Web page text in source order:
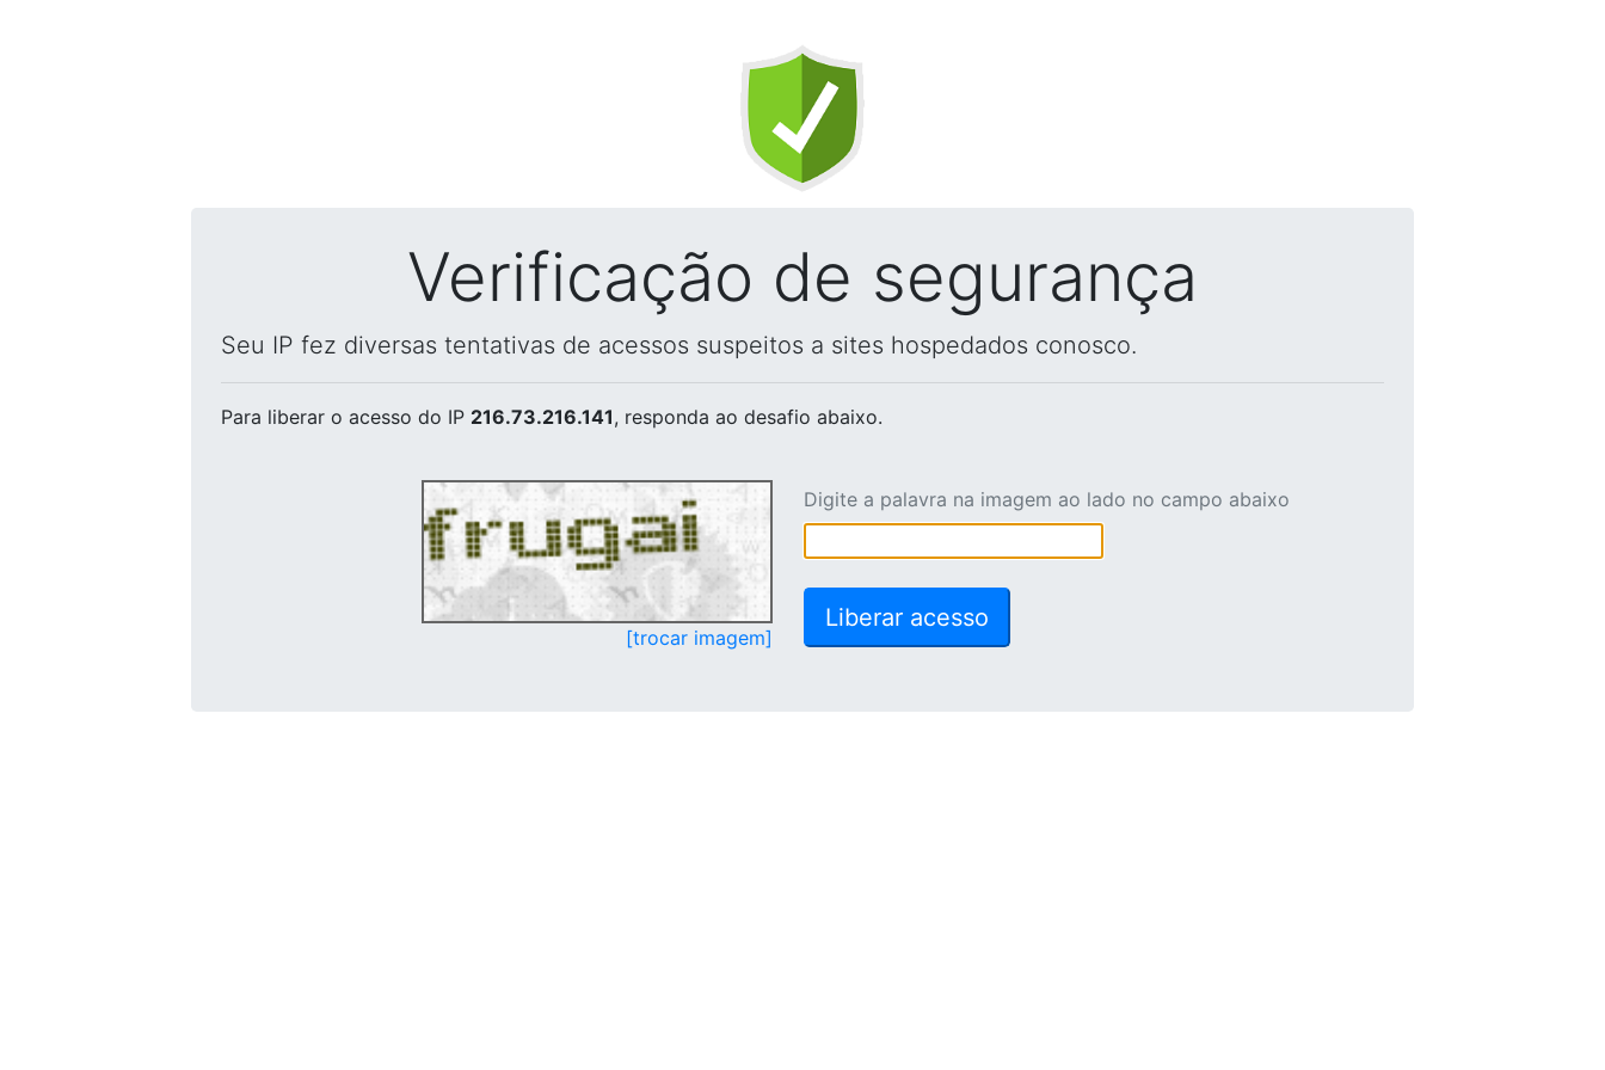
Verificação de segurança
Seu IP fez diversas tentativas de acessos suspeitos a sites hospedados conosco.
Para liberar o acesso do IP 216.73.216.141, responda ao desafio abaixo.
[trocar imagem]
Digite a palavra na imagem ao lado no campo abaixo